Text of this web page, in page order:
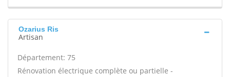
Ozarius Ris
Artisan
Département: 75
Rénovation électrique complète ou partielle -